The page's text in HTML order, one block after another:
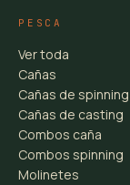
PESCA
Ver toda
Cañas
Cañas de spinning
Cañas de casting
Combos caña
Combos spinning
Molinetes